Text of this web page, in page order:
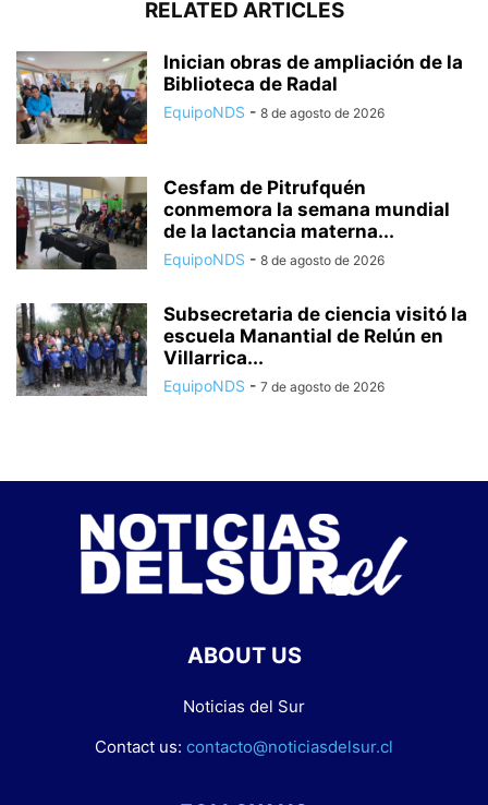
RELATED ARTICLES
Inician obras de ampliación de la
Biblioteca de Radal
EquipoNDS - 8 de agosto de 2026
Cesfam de Pitrufquén
conmemora la semana mundial
de la lactancia materna...
EquipoNDS - 8 de agosto de 2026
Subsecretaria de ciencia visitó la
escuela Manantial de Relún en
Villarrica...
EquipoNDS - 7 de agosto de 2026
ABOUT US
Noticias del Sur
Contact us: contacto@noticiasdelsur.cl